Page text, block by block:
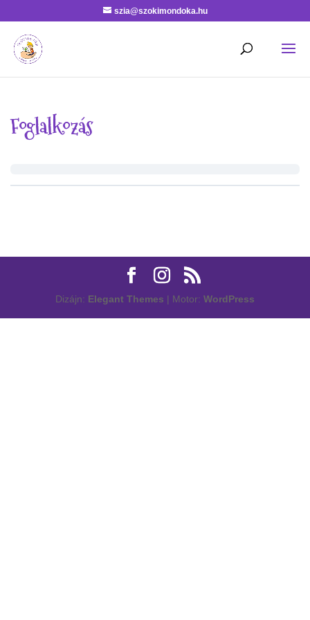
szia@szokimondoka.hu
Foglalkozás
Dizájn: Elegant Themes | Motor: WordPress